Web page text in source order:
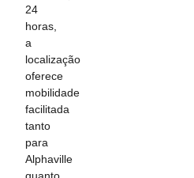
24
horas,
a
localização
oferece
mobilidade
facilitada
tanto
para
Alphaville